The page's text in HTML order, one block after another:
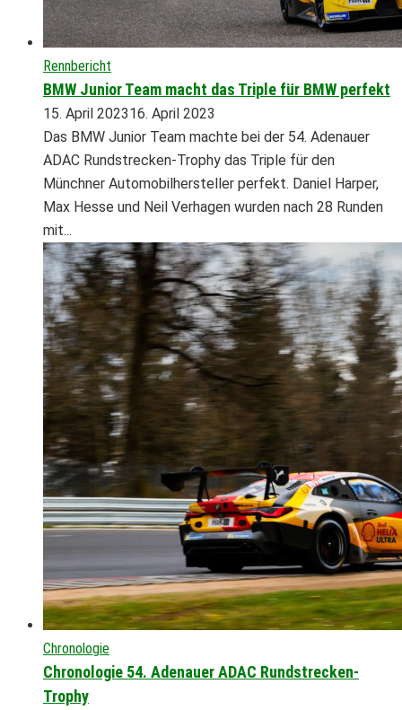
Rennbericht
BMW Junior Team macht das Triple für BMW perfekt
15. April 202316. April 2023
Das BMW Junior Team machte bei der 54. Adenauer
ADAC Rundstrecken-Trophy das Triple für den
Münchner Automobilhersteller perfekt. Daniel Harper,
Max Hesse und Neil Verhagen wurden nach 28 Runden
mit...
Chronologie
Chronologie 54. Adenauer ADAC Rundstrecken-
Trophy